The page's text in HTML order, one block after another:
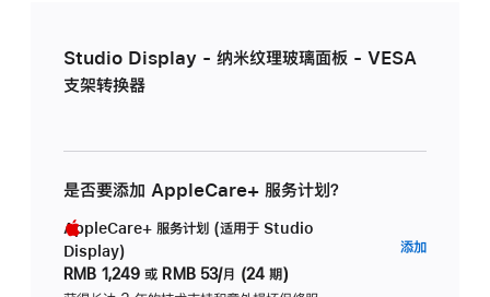
Studio Display - 纳米纹理玻璃面板 - VESA
支架转换器
是否要添加 AppleCare+ 服务计划？
AppleCare+ 服务计划 (适用于 Studio
Display)
RMB 1,249 或 RMB 53/月 (24 期)
添加